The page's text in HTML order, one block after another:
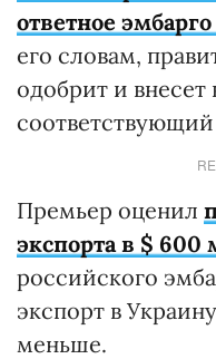
ответное
его словам,
одобрит и внесет
Премьер оценил
экспорта в $ 600
российского
экспорт в
меньше.